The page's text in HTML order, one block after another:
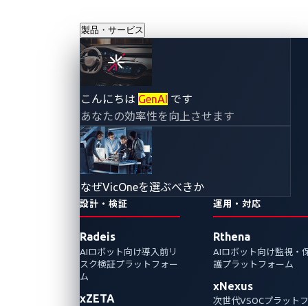
製品・サービス
こんにちは GenAI です
あなたの効率性を向上させます
なぜVicOneを選ぶべきか
設計・検証
Radeis
AIロボット向け導入前リ
スク検証プラットフォー
ム
xZETA
運用・対応
Rthena
AIロボット向け監視・
護プラットフォーム
xNexus
次世代VSOCプラットフ
CES 2025：
VicOneが拓く自動
車サイバーセキュ
リティの未来
2024年12月13日
VicOne
VicOneは、画期的なテクノロジーとイノベー